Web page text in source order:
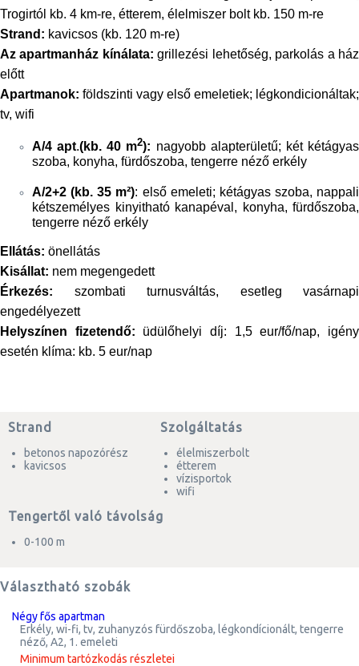
Trogirtól kb. 4 km-re, étterem, élelmiszer bolt kb. 150 m-re
Strand: kavicsos (kb. 120 m-re)
Az apartmanház kínálata:grillezési lehetőség, parkolás a ház
előtt
Apartmanok: földszinti vagy első emeletiek; légkondicionáltak;
tv, wifi
A/4 apt.(kb. 40 m2): nagyobb alapterületű; két kétágyas
szoba, konyha, fürdőszoba, tengerre néző erkély
A/2+2 (kb. 35 m²): első emeleti; kétágyas szoba, nappali
kétszemélyes kinyitható kanapéval, konyha, fürdőszoba,
tengerre néző erkély
Ellátás: önellátás
Kisállat: nem megengedett
Érkezés: szombati turnusváltás, esetleg vasárnapi
engedélyezett
Helyszínen fizetendő: üdülőhelyi díj: 1,5 eur/fő/nap, igény
esetén klíma: kb. 5 eur/nap
Strand
betonos napozórész
kavicsos
Szolgáltatás
élelmiszerbolt
étterem
vízisportok
wifi
Tengertől való távolság
0-100 m
Választható szobák
négy fős apartman
erkély, wi-fi, tv, zuhanyzós fürdőszoba, légkondícionált, tengerre
néző, A2, 1. emeleti
Minimum tartózkodás részletei